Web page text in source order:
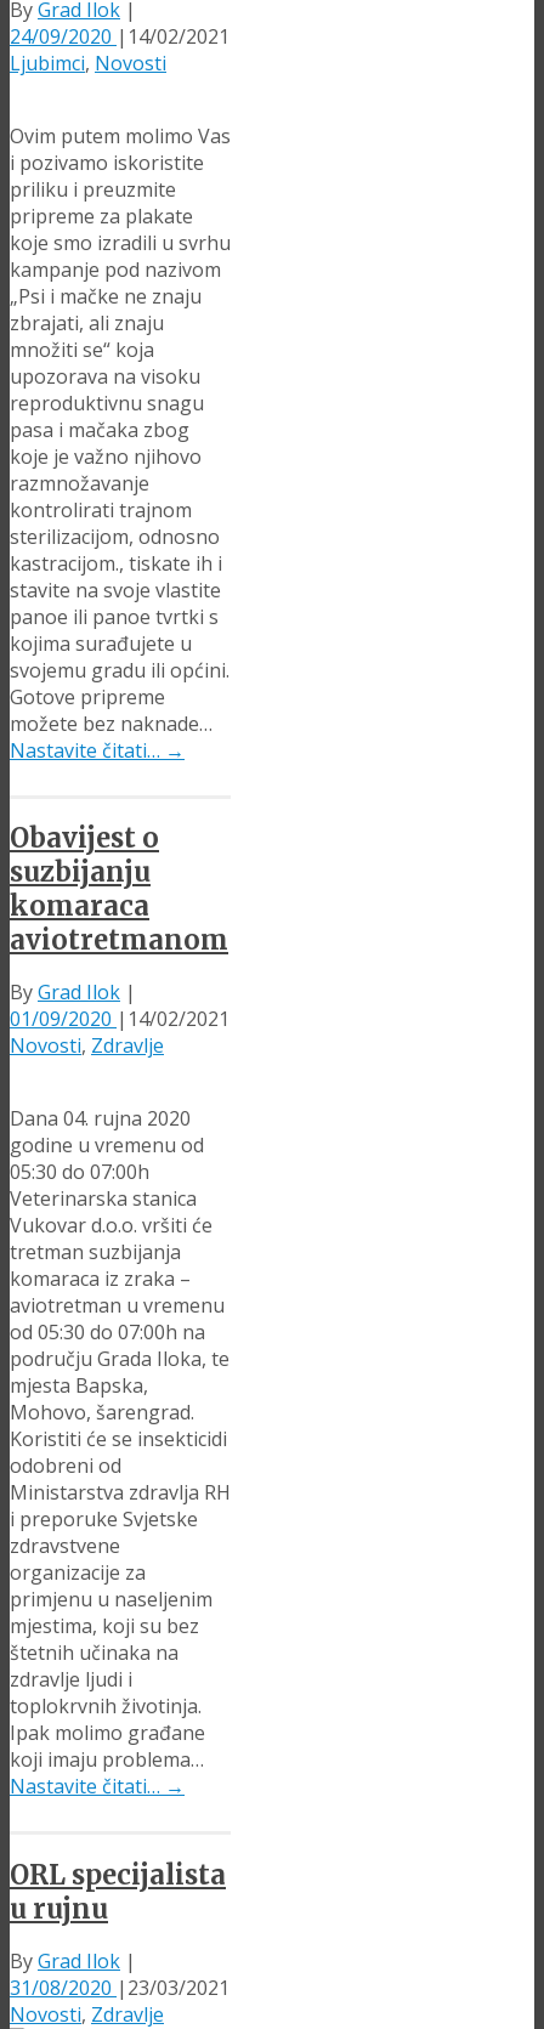
ByGrad Ilok |
24/09/2020 | 14/02/2021
Ljubimci, Novosti
Ovim putem molimo Vas
i pozivamo iskoristite
priliku i preuzmite
pripreme za plakate
koje smo izradili u svrhu
kampanje pod nazivom
„Psi i mačke ne znaju
zbrajati, ali znaju
množiti se“ koja
upozorava na visoku
reproduktivnu snagu
pasa i mačaka zbog
koje je važno njihovo
razmnožavanje
kontrolirati trajnom
sterilizacijom, odnosno
kastracijom., tiskate ih i
stavite na svoje vlastite
panoe ili panoe tvrtki s
kojima surađujete u
svojemu gradu ili općini.
Gotove pripreme
možete bez naknade…
Nastavite čitati… →
Obavijest o
suzbijanju
komaraca
aviotretmanom
ByGrad Ilok |
01/09/2020 | 14/02/2021
Novosti, Zdravlje
Dana 04. rujna 2020
godine u vremenu od
05:30 do 07:00h
Veterinarska stanica
Vukovar d.o.o. vršiti će
tretman suzbijanja
komaraca iz zraka –
aviotretman u vremenu
od 05:30 do 07:00h na
području Grada Iloka, te
mjesta Bapska,
Mohovo, šarengrad.
Koristiti će se insekticidi
odobreni od
Ministarstva zdravlja RH
i preporuke Svjetske
zdravstvene
organizacije za
primjenu u naseljenim
mjestima, koji su bez
štetnih učinaka na
zdravlje ljudi i
toplokrvnih životinja.
Ipak molimo građane
koji imaju problema…
Nastavite čitati… →
ORL specijalista
u rujnu
ByGrad Ilok |
31/08/2020 | 23/03/2021
Novosti, Zdravlje